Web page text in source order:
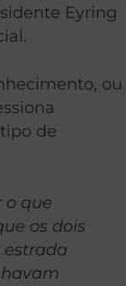
Eyring
ou
de
o que
os dois
estrada